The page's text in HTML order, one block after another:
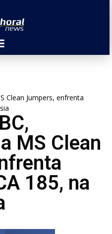
Clean Jumpers, enfrenta
MS Clean
185, na